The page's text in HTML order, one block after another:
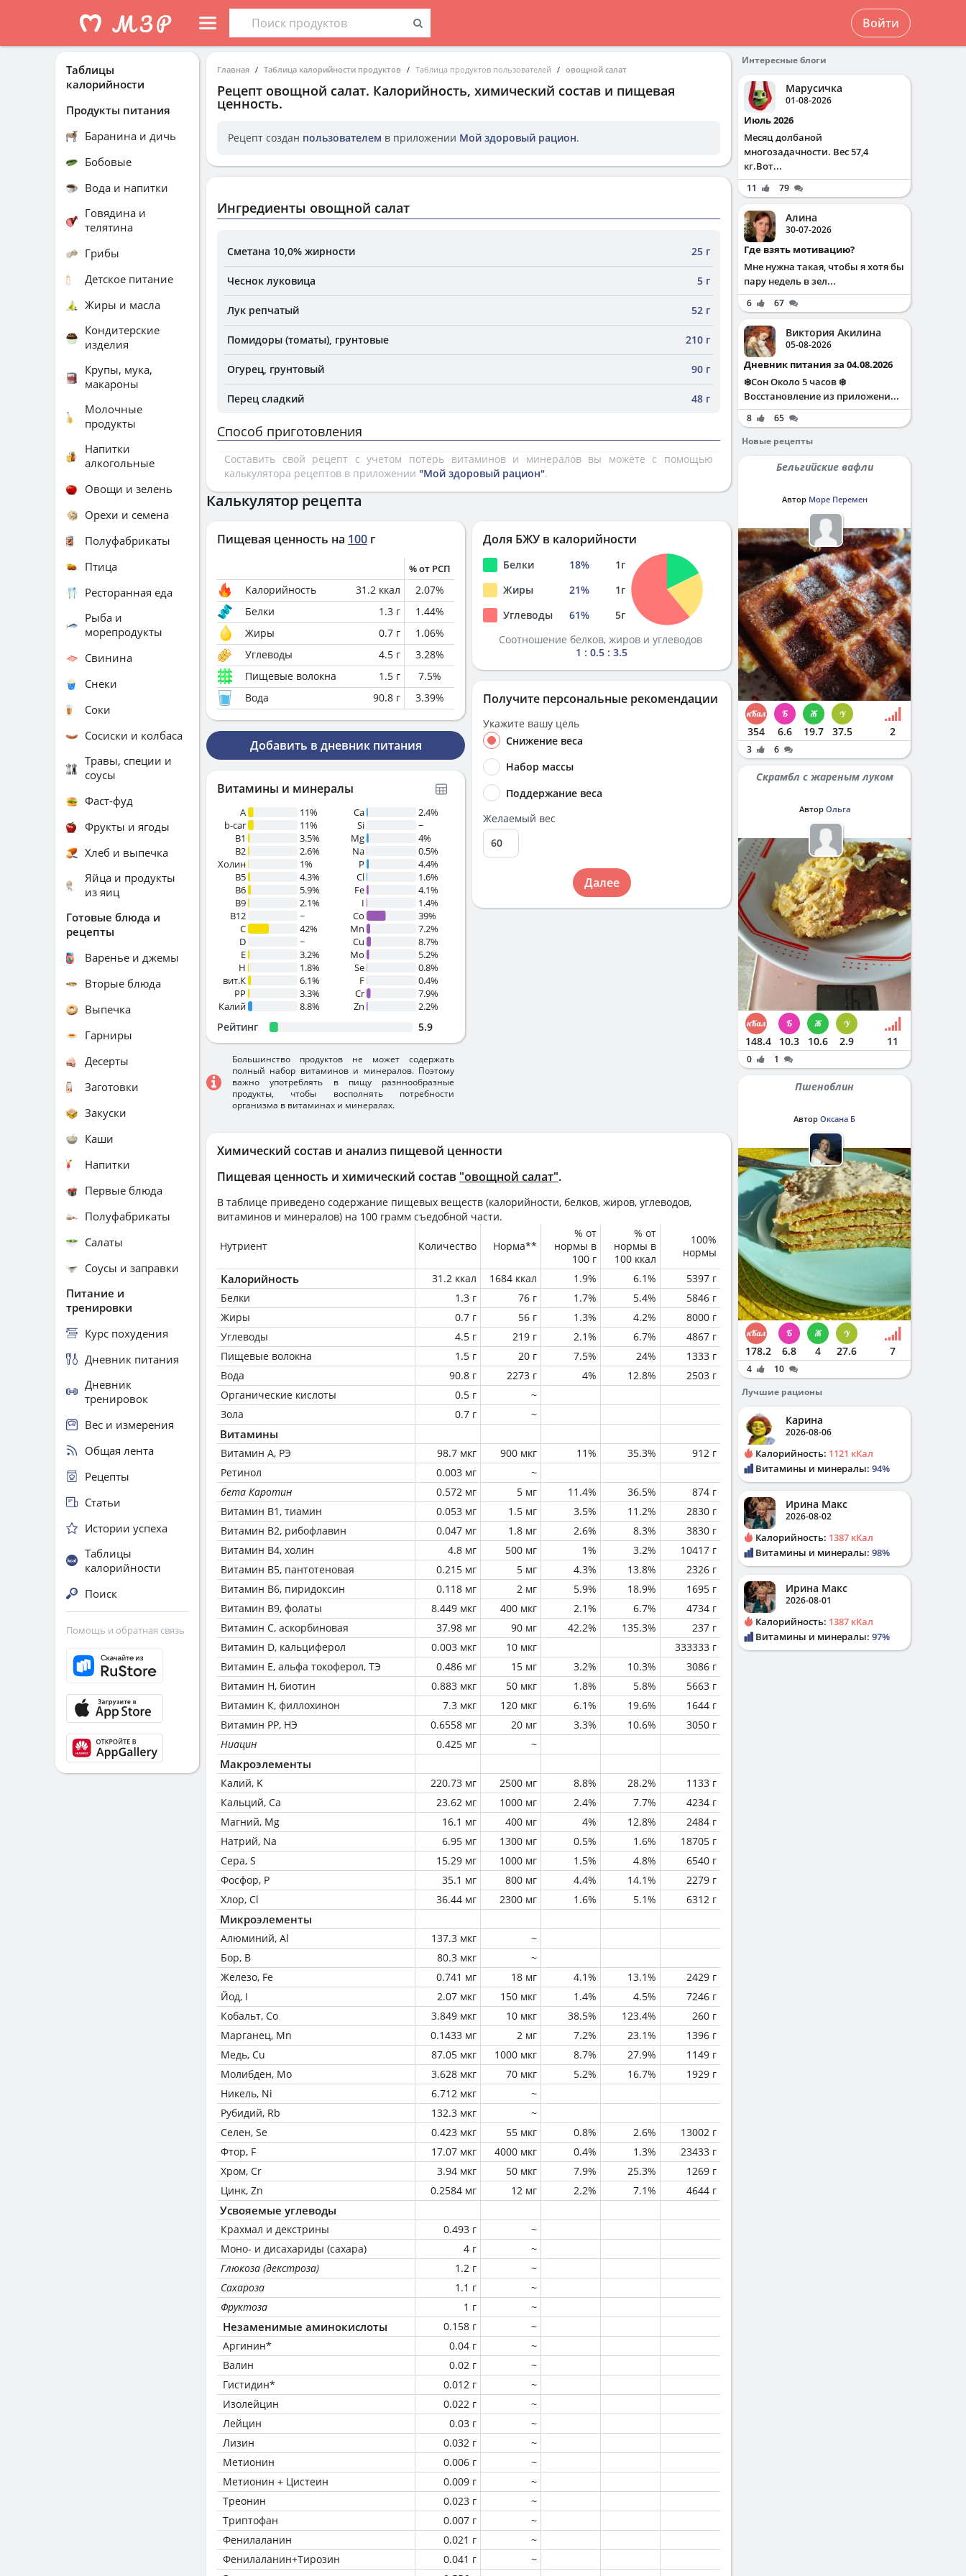
Войти
Главная Таблица калорийности продуктов Таблица продуктов пользователей овощной салат
Рецепт овощной салат. Калорийность, химический состав и пищевая
ценность.
Рецепт создан пользователем в приложении Мой здоровый рацион.
Ингредиенты овощной салат
Сметана 10,0% жирности 25 г
Чеснок луковица 5 г
Лук репчатый 52 г
Помидоры (томаты), грунтовые 210 г
Огурец, грунтовый 90 г
Перец сладкий 48 г
Способ приготовления
Составить свой рецепт с учетом потерь витаминов и минералов вы можете с помощью
калькулятора рецептов в приложении "Мой здоровый рацион".
Химический состав и анализ пищевой ценности
Пищевая ценность и химический состав "овощной салат".
В таблице приведено содержание пищевых веществ (калорийности, белков, жиров, углеводов,
витаминов и минералов) на 100 грамм съедобной части.
Нутриент Количество Норма**
% от
нормы в
100 г
% от
нормы в
100 ккал
100%
нормы
Калорийность 31.2 ккал 1684 ккал 1.9% 6.1%
5397 г
Белки
1.3 г 76 г 1.7% 5.4%
5846 г
Жиры
0.7 г 56 г 1.3% 4.2%
8000 г
Углеводы
4.5 г 219 г 2.1% 6.7%
4867 г
Пищевые волокна
1.5 г 20 г 7.5% 24%
1333 г
Вода
90.8 г 2273 г 4% 12.8%
2503 г
Органические кислоты
0.5 г
~
Зола
0.7 г ~
Витамины
Витамин А, РЭ 98.7 мкг 900 мкг 11% 35.3%
912 г
Ретинол
0.003 мг
~
бета Каротин
0.572 мг 5 мг 11.4% 36.5%
874 г
Витамин В1, тиамин
0.053 мг 1.5 мг 3.5% 11.2%
2830 г
Витамин В2, рибофлавин
0.047 мг 1.8 мг 2.6% 8.3%
3830 г
Витамин В4, холин
4.8 мг 500 мг 1% 3.2%
10417 г
Витамин В5, пантотеновая
0.215 мг 5 мг 4.3% 13.8%
2326 г
Витамин В6, пиридоксин
0.118 мг 2 мг 5.9% 18.9%
1695 г
Витамин В9, фолаты
8.449 мкг 400 мкг 2.1% 6.7%
4734 г
Витамин C, аскорбиновая
37.98 мг 90 мг 42.2% 135.3%
237 г
Витамин D, кальциферол
0.003 мкг 10 мкг
333333 г
Витамин Е, альфа токоферол, ТЭ
0.486 мг 15 мг 3.2% 10.3%
3086 г
Витамин Н, биотин
0.883 мкг 50 мкг 1.8% 5.8%
5663 г
Витамин К, филлохинон
7.3 мкг 120 мкг 6.1% 19.6%
1644 г
Витамин РР, НЭ
0.6558 мг 20 мг 3.3% 10.6%
3050 г
Ниацин
0.425 мг ~
Макроэлементы
Калий, K 220.73 мг 2500 мг 8.8% 28.2%
1133 г
Кальций, Ca
23.62 мг 1000 мг 2.4% 7.7%
4234 г
Магний, Mg
16.1 мг 400 мг 4% 12.8%
2484 г
Натрий, Na
6.95 мг 1300 мг 0.5% 1.6%
18705 г
Сера, S
15.29 мг 1000 мг 1.5% 4.8%
6540 г
Фосфор, P
35.1 мг 800 мг 4.4% 14.1%
2279 г
Хлор, Cl
36.44 мг 2300 мг 1.6% 5.1% 6312 г
Микроэлементы
Алюминий, Al 137.3 мкг
~
Бор, B
80.3 мкг
~
Железо, Fe
0.741 мг 18 мг 4.1% 13.1%
2429 г
Йод, I
2.07 мкг 150 мкг 1.4% 4.5%
7246 г
Кобальт, Co
3.849 мкг 10 мкг 38.5% 123.4%
260 г
Марганец, Mn
0.1433 мг 2 мг 7.2% 23.1%
1396 г
Медь, Cu
87.05 мкг 1000 мкг 8.7% 27.9%
1149 г
Молибден, Mo
3.628 мкг 70 мкг 5.2% 16.7%
1929 г
Никель, Ni
6.712 мкг
~
Рубидий, Rb
132.3 мкг
~
Селен, Se
0.423 мкг 55 мкг 0.8% 2.6%
13002 г
Фтор, F
17.07 мкг 4000 мкг 0.4% 1.3%
23433 г
Хром, Cr
3.94 мкг 50 мкг 7.9% 25.3%
1269 г
Цинк, Zn
0.2584 мг 12 мг 2.2% 7.1% 4644 г
Усвояемые углеводы
Крахмал и декстрины 0.493 г
~
Моно- и дисахариды (сахара)
4 г
~
Глюкоза (декстроза)
1.2 г
~
Сахароза
1.1 г
~
Фруктоза
1 г ~
Незаменимые аминокислоты 0.158 г
~
Аргинин*
0.04 г
~
Валин
0.02 г
~
Гистидин*
0.012 г
~
Изолейцин
0.022 г
~
Лейцин
0.03 г
~
Лизин
0.032 г
~
Метионин
0.006 г
~
Метионин + Цистеин
0.009 г
~
Треонин
0.023 г
~
Триптофан
0.007 г
~
Фенилаланин
0.021 г
~
Фенилаланин+Тирозин
0.041 г ~
Калькулятор рецепта
Пищевая ценность на 100 г
% от РСП
Калорийность 31.2 ккал 2.07%
Белки
1.3 г 1.44%
Жиры
0.7 г 1.06%
Углеводы
4.5 г 3.28%
Пищевые волокна
1.5 г 7.5%
Вода
90.8 г 3.39%
Добавить в дневник питания
Витамины и минералы
A
11%
b-car
11%
В1
3.5%
B2
2.6%
Холин
1%
B5
4.3%
B6
5.9%
B9
2.1%
B12
~
C
42%
D
~
E
3.2%
H
1.8%
вит.К
6.1%
PP
3.3%
Калий
8.8%
Ca
2.4%
Si
~
Mg
4%
Na
0.5%
P
4.4%
Cl
1.6%
Fe
4.1%
I
1.4%
Co
39%
Mn
7.2%
Cu
8.7%
Mo
5.2%
Se
0.8%
F
0.4%
Cr
7.9%
Zn
2.2%
Рейтинг 5.9
Большинство продуктов не может содержать
полный набор витаминов и минералов. Поэтому
важно употреблять в пищу разннообразные
продукты, чтобы восполнять потребности
организма в витаминах и минералах.
Доля БЖУ в калорийности
Белки 18% 1г
Жиры
21% 1г
Углеводы
61% 5г
Соотношение белков, жиров и углеводов
1 : 0.5 : 3.5
Получите персональные рекомендации
Укажите вашу цель
Снижение веса
Набор массы
Поддержание веса
Желаемый вес
Далее
Таблицы
калорийности
Продукты питания
Баранина и дичь
Бобовые
Вода и напитки
Говядина и
телятина
Грибы
Детское питание
Жиры и масла
Кондитерские
изделия
Крупы, мука,
макароны
Молочные
продукты
Напитки
алкогольные
Овощи и зелень
Орехи и семена
Полуфабрикаты
Птица
Ресторанная еда
Рыба и
морепродукты
Свинина
Снеки
Соки
Сосиски и колбаса
Травы, специи и
соусы
Фаст-фуд
Фрукты и ягоды
Хлеб и выпечка
Яйца и продукты
из яиц
Готовые блюда и
рецепты
Варенье и джемы
Вторые блюда
Выпечка
Гарниры
Десерты
Заготовки
Закуски
Каши
Напитки
Первые блюда
Полуфабрикаты
Салаты
Соусы и заправки
Питание и
тренировки
Курс похудения
Дневник питания
Дневник
тренировок
Вес и измерения
Общая лента
Рецепты
Статьи
Истории успеха
Таблицы
калорийности
Поиск
Помощь и обратная связь
Интересные блоги
Марусичка
01-08-2026
Июль 2026
Месяц долбаной
многозадачности. Вес 57,4
кг.Вот...
11 79
Алина
30-07-2026
Где взять мотивацию?
Мне нужна такая, чтобы я хотя бы
пару недель в зел...
6 67
Виктория Акилина
05-08-2026
Дневник питания за 04.08.2026
❄️Сон Около 5 часов ❄️
Восстановление из приложени...
8
65
Новые рецепты
Бельгийские вафли
Автор Море Перемен
354 6.6 19.7 37.5 2
3 6
Скрамбл с жареным луком
Автор Ольга
148.4 10.3 10.6 2.9 11
0 1
Пшеноблин
Автор Оксана Б
178.2 6.8 4 27.6 7
4
10
Лучшие рационы
Карина
2026-08-06
Калорийность: 1121 кКал
Витамины и минералы: 94%
Ирина Макс
2026-08-02
Калорийность: 1387 кКал
Витамины и минералы: 98%
Ирина Макс
2026-08-01
Калорийность: 1387 кКал
Витамины и минералы: 97%